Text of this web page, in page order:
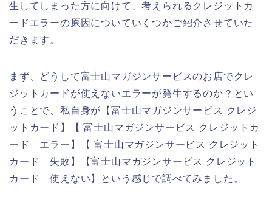
生してしまった方に向けて、考えられるクレジットカ
ードエラーの原因についていくつかご紹介させていた
だきます。
まず、どうして富士山マガジンサービスのお店でクレ
ジットカードが使えないエラーが発生するのか？とい
うことで、私自身が【富士山マガジンサービス クレジ
ットカード】【 富士山マガジンサービス クレジットカ
ード エラー】【 富士山マガジンサービス クレジット
カード 失敗】【富士山マガジンサービス クレジット
カード 使えない】という感じで調べてみました。